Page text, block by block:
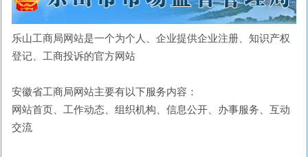
乐山工商局网站是一个为个人、企业提供企业注册、知识产权
登记、工商投诉的官方网站
安徽省工商局网站主要有以下服务内容：
网站首页、工作动态、组织机构、信息公开、办事服务、互动
交流